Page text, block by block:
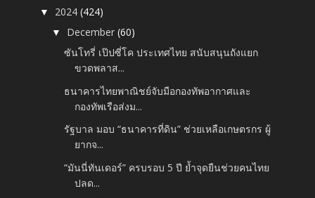
▼ 2024(424)
▼ December(60)
ซันโทรี่ เป๊ปซี่โค ประเทศไทย สนับสนุนถังแยก
ขวดพลาส...
ธนาคารไทยพาณิชย์จับมือกองทัพอากาศและ
กองทัพเรือส่งม...
รัฐบาล มอบ “ธนาคารที่ดิน” ช่วยเหลือเกษตรกร ผู้
ยากจ...
“มันนี่ทันเดอร์” ครบรอบ 5 ปี ย้ำจุดยืนช่วยคนไทย
ปลด...